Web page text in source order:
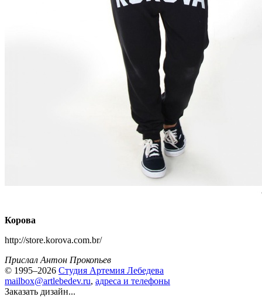
Корова
http://store.korova.com.br/
Прислал Антон Прокопьев
© 1995–2026 Студия Артемия Лебедева
mailbox@artlebedev.ru, адреса и телефоны
Заказать дизайн...